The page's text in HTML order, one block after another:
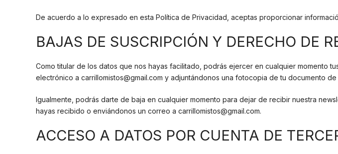
De acuerdo a lo expresado en esta Política de Privacidad, aceptas proporcionar
BAJAS DE SUSCRIPCIÓN Y DERECHO DE
Como titular de los datos que nos hayas facilitado, podrás ejercer en cualquier
electrónico a carrillomistos@gmail.com y adjuntándonos una fotocopia de tu documento
Igualmente, podrás darte de baja en cualquier momento para dejar de recibir nuestra
hayas recibido o enviándonos un correo a carrillomistos@gmail.com.
ACCESO A DATOS POR CUENTA DE